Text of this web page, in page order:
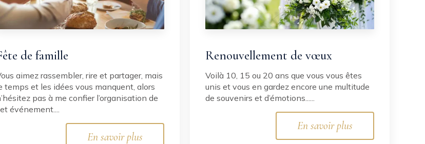
de famille
aimez rassembler, rire et partager, mais
temps et les idées vous manquent, alors
pas à me confier l’organisation de
événement....
En savoir plus
Renouvellement de vœux
Voilà 10, 15 ou 20 ans que vous vous êtes
unis et vous en gardez encore une multitude
de souvenirs et d’émotions......
En savoir plus